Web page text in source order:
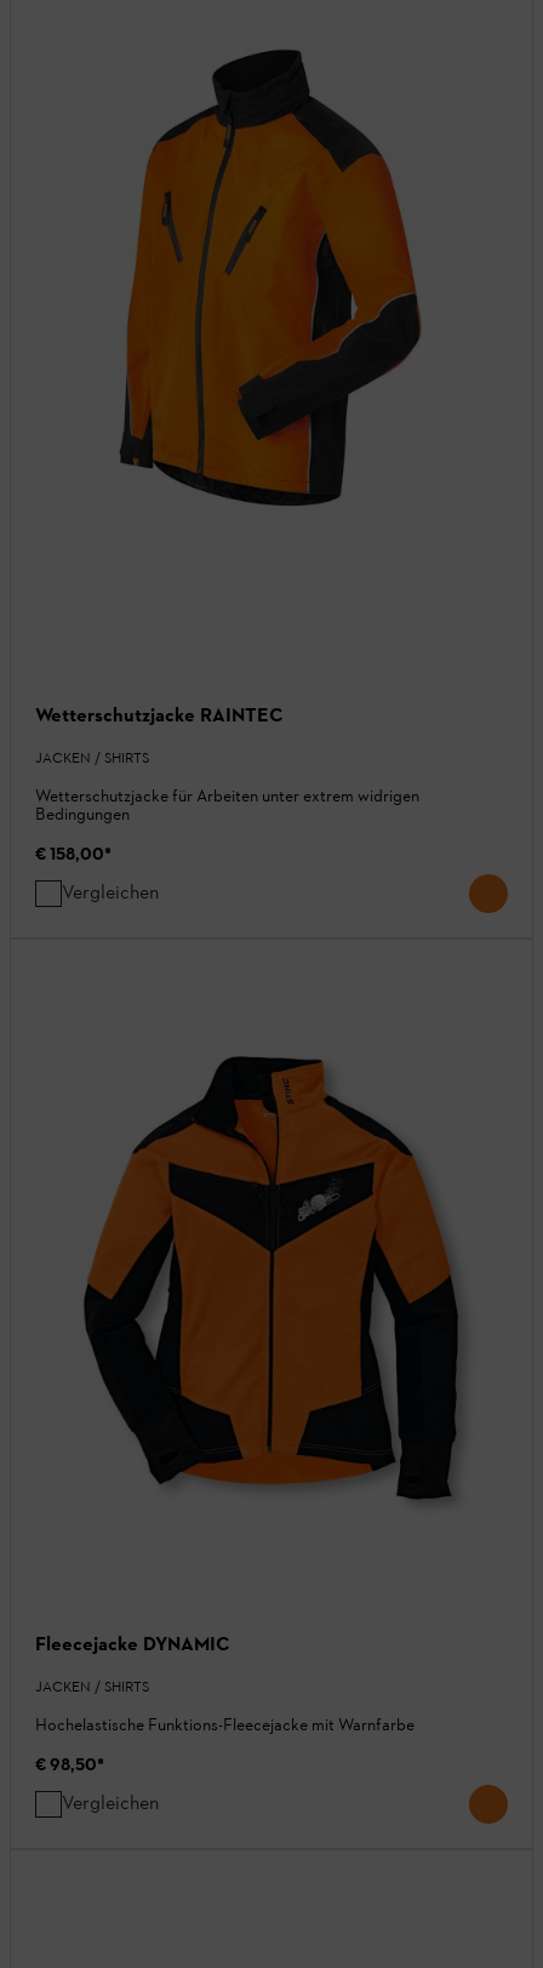
Wetterschutzjacke RAINTEC
JACKEN / SHIRTS
Wetterschutzjacke für Arbeiten unter extrem widrigen
Bedingungen
€ 158,00*
Vergleichen
Fleecejacke DYNAMIC
JACKEN / SHIRTS
Hochelastische Funktions-Fleecejacke mit Warnfarbe
€ 98,50*
Vergleichen